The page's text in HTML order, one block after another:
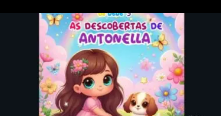
glow up intelectual que está super em alta. Acelera o scroll da
vida real e dá um